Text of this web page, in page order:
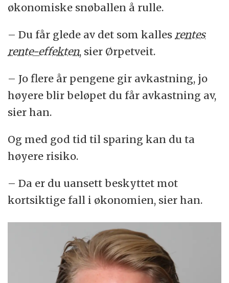
økonomiske snøballen å rulle.
– Du får glede av det som kalles rentes
rente-effekten, sier Ørpetveit.
– Jo flere år pengene gir avkastning, jo
høyere blir beløpet du får avkastning av,
sier han.
Og med god tid til sparing kan du ta
høyere risiko.
– Da er du uansett beskyttet mot
kortsiktige fall i økonomien, sier han.